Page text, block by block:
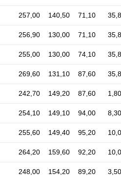
257,00 140,50 71,10
256,90 130,00 71,10
255,00 130,00 74,10
269,60 131,10 87,60
242,70 149,20 87,60 1,80
254,10 149,10 94,00 8,30
255,60 149,40 95,20
264,20 159,60 92,20
248,00 154,20 89,20 3,50